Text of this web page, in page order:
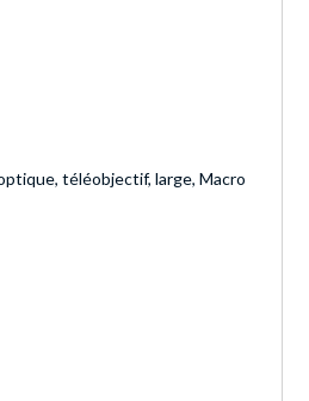
téléobjectif, large, Macro